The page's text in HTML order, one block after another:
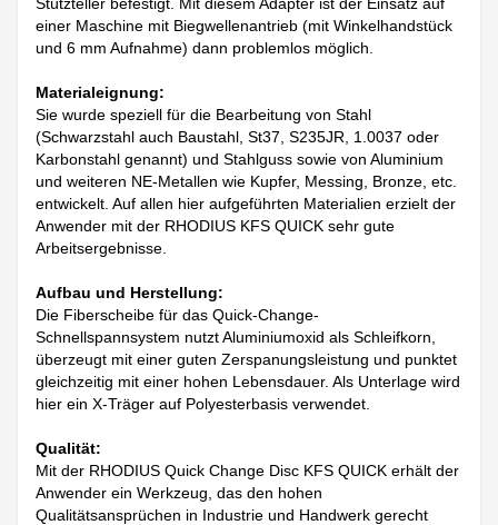
einer Maschine mit Biegwellenantrieb (mit Winkelhandstück
und 6 mm Aufnahme) dann problemlos möglich.
Materialeignung:
Sie wurde speziell für die Bearbeitung von Stahl
(Schwarzstahl auch Baustahl, St37, S235JR, 1.0037 oder
Karbonstahl genannt) und Stahlguss sowie von Aluminium
und weiteren NE-Metallen wie Kupfer, Messing, Bronze, etc.
entwickelt. Auf allen hier aufgeführten Materialien erzielt der
Anwender mit der RHODIUS KFS QUICK sehr gute
Arbeitsergebnisse.
Aufbau und Herstellung:
Die Fiberscheibe für das Quick-Change-
Schnellspannsystem nutzt Aluminiumoxid als Schleifkorn,
überzeugt mit einer guten Zerspanungsleistung und punktet
gleichzeitig mit einer hohen Lebensdauer. Als Unterlage wird
hier ein X-Träger auf Polyesterbasis verwendet.
Qualität:
Mit der RHODIUS Quick Change Disc KFS QUICK erhält der
Anwender ein Werkzeug, das den hohen
Qualitätsansprüchen in Industrie und Handwerk gerecht